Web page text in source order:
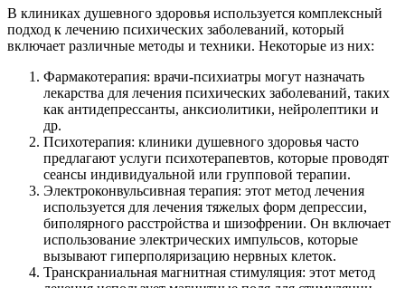
В клиниках душевного здоровья используется комплексный
подход к лечению психических заболеваний, который
включает различные методы и техники. Некоторые из них:
Фармакотерапия: врачи-психиатры могут назначать
лекарства для лечения психических заболеваний, таких
как антидепрессанты, анксиолитики, нейролептики и
др.
Психотерапия: клиники душевного здоровья часто
предлагают услуги психотерапевтов, которые проводят
сеансы индивидуальной или групповой терапии.
Электроконвульсивная терапия: этот метод лечения
используется для лечения тяжелых форм депрессии,
биполярного расстройства и шизофрении. Он включает
использование электрических импульсов, которые
вызывают гиперполяризацию нервных клеток.
Транскраниальная магнитная стимуляция: этот метод